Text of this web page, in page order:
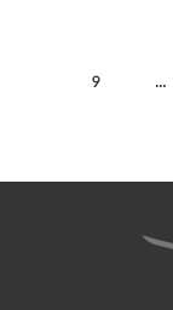
…
9